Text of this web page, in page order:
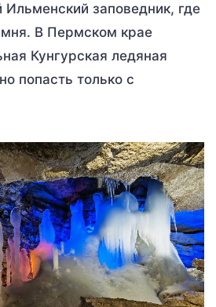
Ильменский заповедник, где
В Пермском крае
Кунгурская ледяная
попасть только с